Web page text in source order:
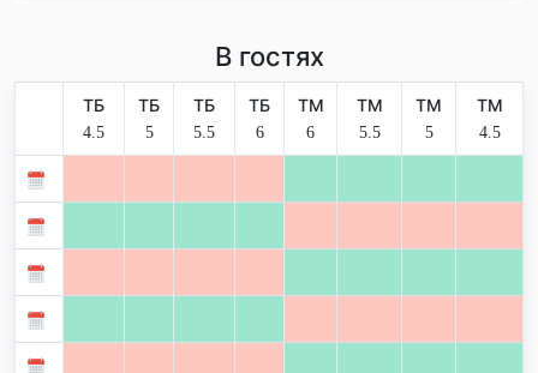
В гостях
ТБ
4.5
ТБ
5
ТБ
5.5
ТБ
6
ТМ
6
ТМ
5.5
ТМ
5
ТМ
4.5